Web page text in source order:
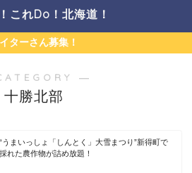
これDo！北海道！
ターさん募集！
―
十勝北部
“うまいっしょ「しんとく」大雪まつり”新得町で
採れた農作物が詰め放題！